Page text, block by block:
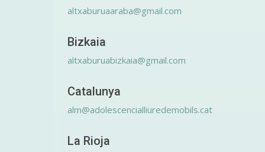
altxaburuaaraba@gmail.com
Bizkaia
altxaburuabizkaia@gmail.com
Catalunya
alm@adolescencialliuredemobils.cat
La Rioja